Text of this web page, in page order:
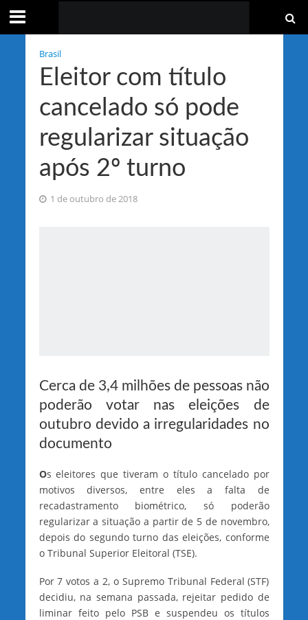
Brasil
Eleitor com título
cancelado só pode
regularizar situação
após 2º turno
1 de outubro de 2018
Cerca de 3,4 milhões de pessoas não
poderão votar nas eleições de
outubro devido a irregularidades no
documento
Os eleitores que tiveram o título cancelado por
motivos diversos, entre eles a falta de
recadastramento biométrico, só poderão
regularizar a situação a partir de 5 de novembro,
depois do segundo turno das eleições, conforme
o Tribunal Superior Eleitoral (TSE).
Por 7 votos a 2, o Supremo Tribunal Federal (STF)
decidiu, na semana passada, rejeitar pedido de
liminar feito pelo PSB e suspendeu os títulos